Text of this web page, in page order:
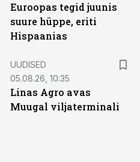
Euroopas tegid juunis
suure hüppe, eriti
Hispaanias
UUDISED
05.08.26, 10:35
Linas Agro avas
Muugal viljaterminali